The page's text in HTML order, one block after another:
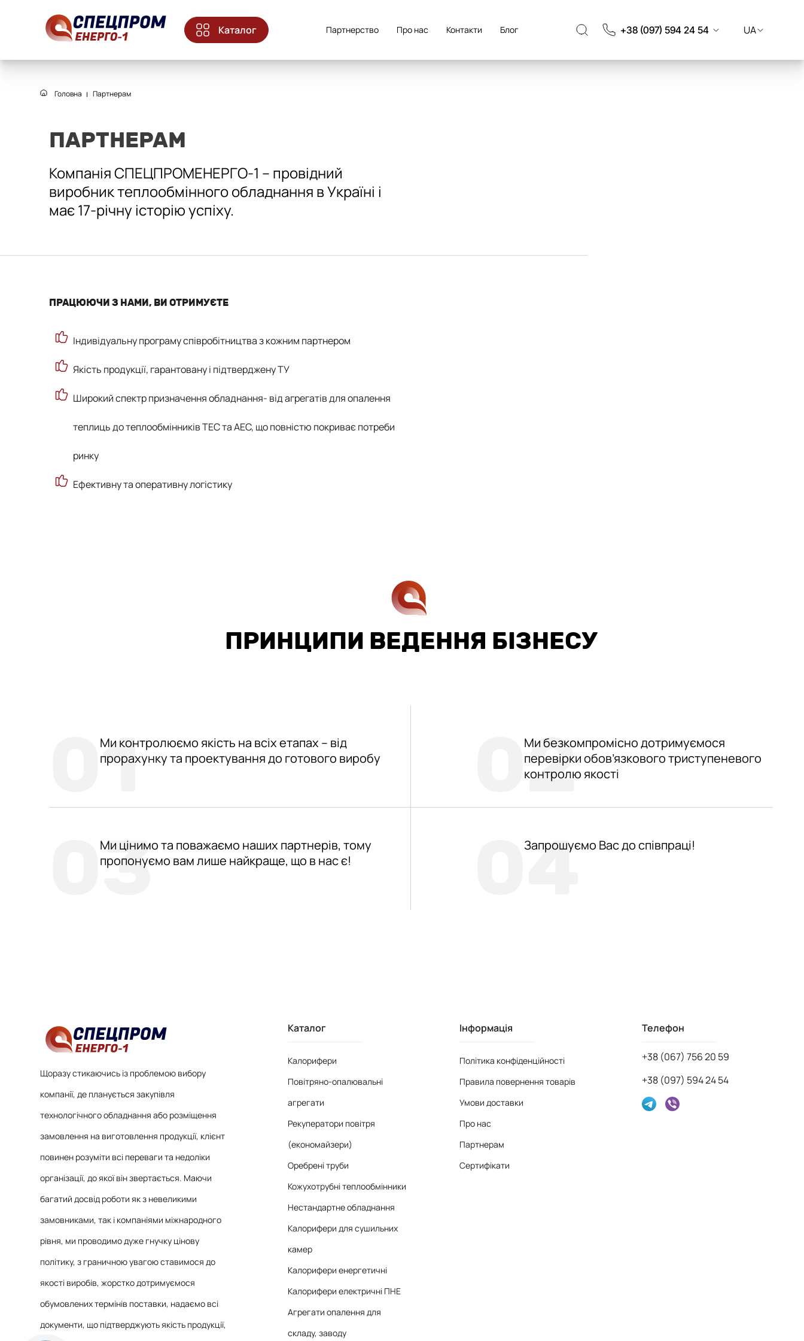
Каталог Партнерство Про нас Контакти Блог +38 (097) 594 24 54 UA
Головна Партнерам
ПАРТНЕРАМ
Компанія СПЕЦПРОМЕНЕРГО-1 – провідний
виробник теплообмінного обладнання в Україні і
має 17-річну історію успіху.
ПРАЦЮЮЧИ З НАМИ, ВИ ОТРИМУЄТЕ
Індивідуальну програму співробітництва з кожним партнером
Якість продукції, гарантовану і підтверджену ТУ
Широкий спектр призначення обладнання- від агрегатів для опалення
теплиць до теплообмінників ТЕС та АЕС, що повністю покриває потреби
ринку
Ефективну та оперативну логістику
ПРИНЦИПИ ВЕДЕННЯ БІЗНЕСУ
01
Ми контролюємо якість на всіх етапах – від
прорахунку та проектування до готового виробу
02
Ми безкомпромісно дотримуємося
перевірки обов’язкового триступеневого
контролю якості
03
Ми цінимо та поважаємо наших партнерів, тому
пропонуємо вам лише найкраще, що в нас є!
04
Запрошуємо Вас до співпраці!
Щоразу стикаючись із проблемою вибору
компанії, де планується закупівля
технологічного обладнання або розміщення
замовлення на виготовлення продукції, клієнт
повинен розуміти всі переваги та недоліки
організації, до якої він звертається. Маючи
багатий досвід роботи як з невеликими
замовниками, так і компаніями міжнародного
рівня, ми проводимо дуже гнучку цінову
політику, з граничною увагою ставимося до
якості виробів, жорстко дотримуємося
обумовлених термінів поставки, надаємо всі
документи, що підтверджують якість продукції,
Каталог
Калорифери
Повітряно-опалювальні
агрегати
Рекуператори повітря
(економайзери)
Оребрені труби
Кожухотрубні теплообмінники
Нестандартне обладнання
Калорифери для сушильних
камер
Калорифери енергетичні
Калорифери електричні ПНЕ
Агрегати опалення для
складу, заводу
Інформація
Політика конфіденційності
Правила повернення товарів
Умови доставки
Про нас
Партнерам
Сертифікати
Телефон
+38 (067) 756 20 59
+38 (097) 594 24 54